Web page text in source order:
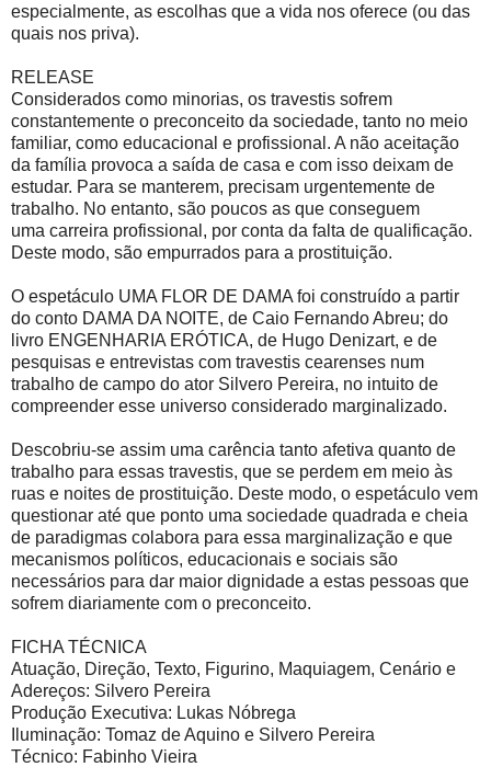
especialmente, as escolhas que a vida nos oferece (ou das
quais nos priva).
RELEASE
Considerados como minorias, os travestis sofrem
constantemente o preconceito da sociedade, tanto no meio
familiar, como educacional e profissional. A não aceitação
da família provoca a saída de casa e com isso deixam de
estudar. Para se manterem, precisam urgentemente de
trabalho. No entanto, são poucos as que conseguem
uma carreira profissional, por conta da falta de qualificação.
Deste modo, são empurrados para a prostituição.
O espetáculo UMA FLOR DE DAMA foi construído a partir
do conto DAMA DA NOITE, de Caio Fernando Abreu; do
livro ENGENHARIA ERÓTICA, de Hugo Denizart, e de
pesquisas e entrevistas com travestis cearenses num
trabalho de campo do ator Silvero Pereira, no intuito de
compreender esse universo considerado marginalizado.
Descobriu-se assim uma carência tanto afetiva quanto de
trabalho para essas travestis, que se perdem em meio às
ruas e noites de prostituição. Deste modo, o espetáculo vem
questionar até que ponto uma sociedade quadrada e cheia
de paradigmas colabora para essa marginalização e que
mecanismos políticos, educacionais e sociais são
necessários para dar maior dignidade a estas pessoas que
sofrem diariamente com o preconceito.
FICHA TÉCNICA
Atuação, Direção, Texto, Figurino, Maquiagem, Cenário e
Adereços: Silvero Pereira
Produção Executiva: Lukas Nóbrega
Iluminação: Tomaz de Aquino e Silvero Pereira
Técnico: Fabinho Vieira